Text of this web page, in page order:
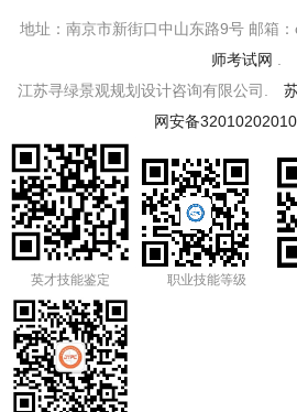
地址：南京市新街口中山东路9号 邮箱
师考试网
江苏寻绿景观规划设计咨询有限公司.
网安备
英才技能鉴定 职业技能等级